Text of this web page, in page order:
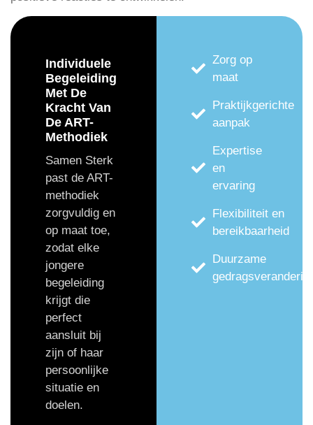
Individuele
Begeleiding
Met De
Kracht Van
De ART-
Methodiek
Samen Sterk
past de ART-
methodiek
zorgvuldig en
op maat toe,
zodat elke
jongere
begeleiding
krijgt die
perfect
aansluit bij
zijn of haar
persoonlijke
situatie en
doelen.
Zorg op
maat
Praktijkgerichte
aanpak
Expertise
en
ervaring
Flexibiliteit en
bereikbaarheid
Duurzame